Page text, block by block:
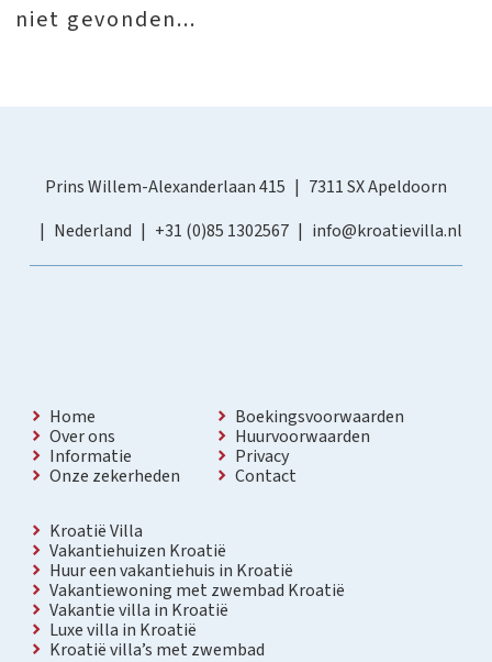
niet gevonden...
Prins Willem-Alexanderlaan 415
7311 SX Apeldoorn
Nederland
+31 (0)85 1302567 info@kroatievilla.nl
Home
Over ons
Informatie
Onze zekerheden
Boekingsvoorwaarden
Huurvoorwaarden
Privacy
Contact
Kroatië Villa
Vakantiehuizen Kroatië
Huur een vakantiehuis in Kroatië
Vakantiewoning met zwembad Kroatië
Vakantie villa in Kroatië
Luxe villa in Kroatië
Kroatië villa’s met zwembad